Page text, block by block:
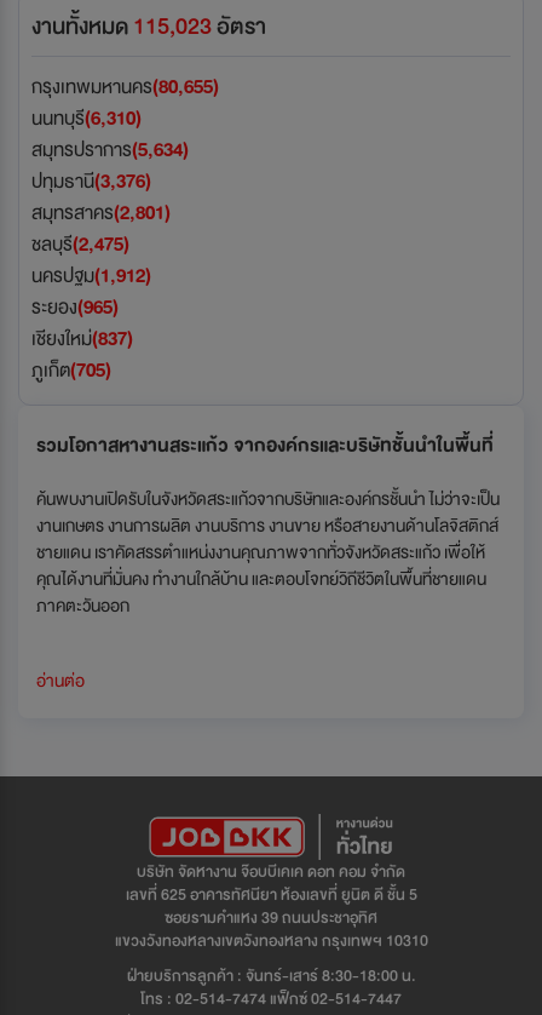
งานทั้งหมด115,023อัตรา
กรุงเทพมหานคร(80,655)
นนทบุรี(6,310)
สมุทรปราการ(5,634)
ปทุมธานี(3,376)
สมุทรสาคร(2,801)
ชลบุรี(2,475)
นครปฐม(1,912)
ระยอง(965)
เชียงใหม่(837)
ภูเก็ต(705)
รวมโอกาสหางานสระแก้ว จากองค์กรและบริษัทชั้นนำในพื้นที่
ค้นพบงานเปิดรับในจังหวัดสระแก้วจากบริษัทและองค์กรชั้นนำ ไม่ว่าจะเป็น
งานเกษตร งานการผลิต งานบริการ งานขาย หรือสายงานด้านโลจิสติกส์
ชายแดน เราคัดสรรตำแหน่งงานคุณภาพจากทั่วจังหวัดสระแก้ว เพื่อให้
คุณได้งานที่มั่นคง ทำงานใกล้บ้าน และตอบโจทย์วิถีชีวิตในพื้นที่ชายแดน
ภาคตะวันออก
อ่านต่อ
บริษัท จัดหางาน จ๊อบบีเคเค ดอท คอม จำกัด
เลขที่ 625 อาคารทัศนียา ห้องเลขที่ ยูนิต ดี ชั้น 5
ซอยรามคำแหง 39 ถนนประชาอุทิศ
แขวงวังทองหลางเขตวังทองหลาง กรุงเทพฯ 10310
ฝ่ายบริการลูกค้า : จันทร์-เสาร์ 8:30-18:00 น.
โทร : 02-514-7474 แฟ็กซ์ 02-514-7447